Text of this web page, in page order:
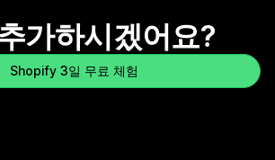
가하시겠어요?
Shopify 3일 무료 체험